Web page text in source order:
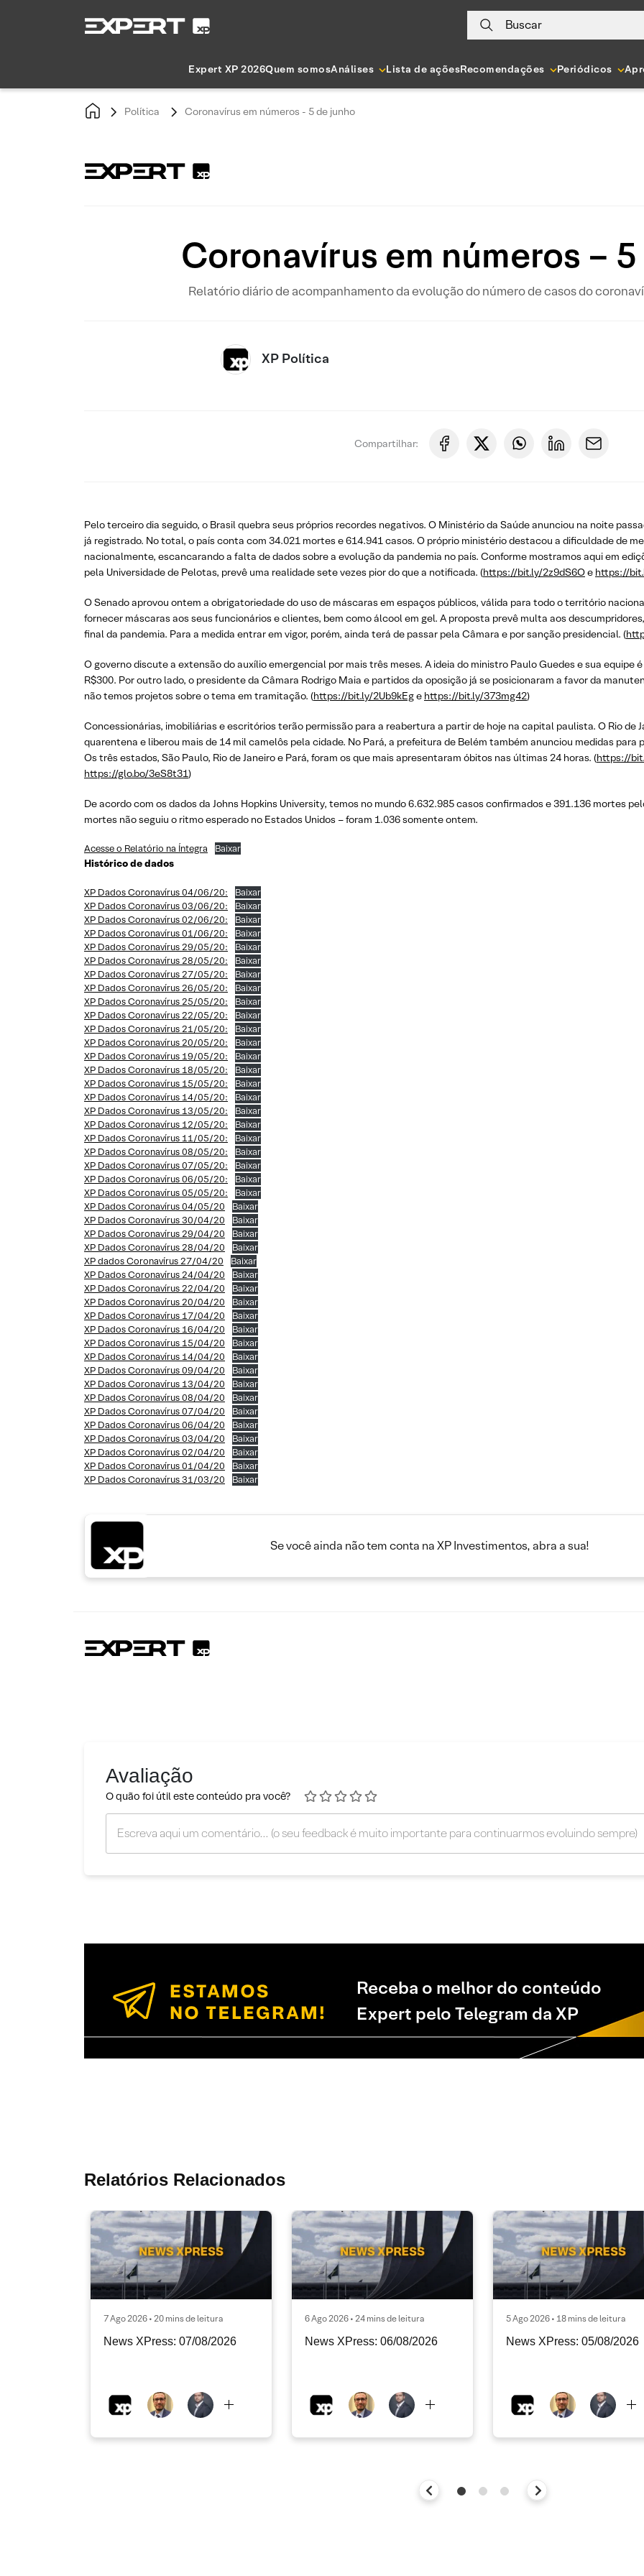
Buscar
Expert XP 2026Quem somosAnálises Lista de açõesRecomendações Periódicos
Política Coronavírus em números - 5 de junho
Coronavírus em números –
Relatório diário de acompanhamento da evolução do número de casos do
XP Política
Compartilhar:
Pelo terceiro dia seguido, o Brasil quebra seus próprios recordes negativos. O Ministério da Saúde anunciou na noite
já registrado. No total, o país conta com 34.021 mortes e 614.941 casos. O próprio ministério destacou a dificuldade de
nacionalmente, escancarando a falta de dados sobre a evolução da pandemia no país. Conforme mostramos aqui em
pela Universidade de Pelotas, prevê uma realidade sete vezes pior do que a notificada. (https://bit.ly/2z9dS6Oe https://
O Senado aprovou ontem a obrigatoriedade do uso de máscaras em espaços públicos, válida para todo o território
fornecer máscaras aos seus funcionários e clientes, bem como álcool em gel. A proposta prevê multa aos
final da pandemia. Para a medida entrar em vigor, porém, ainda terá de passar pela Câmara e por sanção presidencial. (
O governo discute a extensão do auxílio emergencial por mais três meses. A ideia do ministro Paulo Guedes e sua equipe
R$300. Por outro lado, o presidente da Câmara Rodrigo Maia e partidos da oposição já se posicionaram a favor da
não temos projetos sobre o tema em tramitação. (https://bit.ly/2Ub9kEge https://bit.ly/373mg42)
Concessionárias, imobiliárias e escritórios terão permissão para a reabertura a partir de hoje na capital paulista. O Rio de
quarentena e liberou mais de 14 mil camelôs pela cidade. No Pará, a prefeitura de Belém também anunciou medidas para
Os três estados, São Paulo, Rio de Janeiro e Pará, foram os que mais apresentaram óbitos nas últimas 24 horas. (https://
https://glo.bo/3eS8t31)
De acordo com os dados da Johns Hopkins University, temos no mundo 6.632.985 casos confirmados e 391.136 mortes
mortes não seguiu o ritmo esperado no Estados Unidos – foram 1.036 somente ontem.
Acesse o Relatório na Íntegra Baixar
Histórico de dados
XP Dados Coronavírus 04/06/20:
Baixar
XP Dados Coronavírus 03/06/20:
Baixar
XP Dados Coronavírus 02/06/20:
Baixar
XP Dados Coronavírus 01/06/20:
Baixar
XP Dados Coronavírus 29/05/20:
Baixar
XP Dados Coronavírus 28/05/20:
Baixar
XP Dados Coronavírus 27/05/20:
Baixar
XP Dados Coronavírus 26/05/20:
Baixar
XP Dados Coronavírus 25/05/20:
Baixar
XP Dados Coronavírus 22/05/20:
Baixar
XP Dados Coronavírus 21/05/20:
Baixar
XP Dados Coronavírus 20/05/20:
Baixar
XP Dados Coronavírus 19/05/20:
Baixar
XP Dados Coronavírus 18/05/20:
Baixar
XP Dados Coronavírus 15/05/20:
Baixar
XP Dados Coronavírus 14/05/20:
Baixar
XP Dados Coronavírus 13/05/20:
Baixar
XP Dados Coronavírus 12/05/20:
Baixar
XP Dados Coronavírus 11/05/20:
Baixar
XP Dados Coronavírus 08/05/20:
Baixar
XP Dados Coronavírus 07/05/20:
Baixar
XP Dados Coronavírus 06/05/20:
Baixar
XP Dados Coronavírus 05/05/20:
Baixar
XP Dados Coronavírus 04/05/20
Baixar
XP Dados Coronavírus 30/04/20
Baixar
XP Dados Coronavírus 29/04/20
Baixar
XP Dados Coronavírus 28/04/20
Baixar
XP dados Coronavírus 27/04/20
Baixar
XP Dados Coronavírus 24/04/20
Baixar
XP Dados Coronavírus 22/04/20
Baixar
XP Dados Coronavírus 20/04/20
Baixar
XP Dados Coronavírus 17/04/20
Baixar
XP Dados Coronavírus 16/04/20
Baixar
XP Dados Coronavírus 15/04/20
Baixar
XP Dados Coronavírus 14/04/20
Baixar
XP Dados Coronavírus 09/04/20
Baixar
XP Dados Coronavírus 13/04/20
Baixar
XP Dados Coronavírus 08/04/20
Baixar
XP Dados Coronavírus 07/04/20
Baixar
XP Dados Coronavírus 06/04/20
Baixar
XP Dados Coronavírus 03/04/20
Baixar
XP Dados Coronavírus 02/04/20
Baixar
XP Dados Coronavírus 01/04/20
Baixar
XP Dados Coronavírus 31/03/20
Baixar
Se você ainda não tem conta na XP Investimentos, abra a sua!
Avaliação
O quão foi útil este conteúdo pra você?
Receba o melhor do conteúdo
Expert pelo Telegram da XP
Relatórios Relacionados
7 Ago 2026 • 20 mins de leitura
News XPress: 07/08/2026
6 Ago 2026 • 24 mins de leitura
News XPress: 06/08/2026
5 Ago 2026 • 18 mins de leitura
News XPress: 05/08/2026